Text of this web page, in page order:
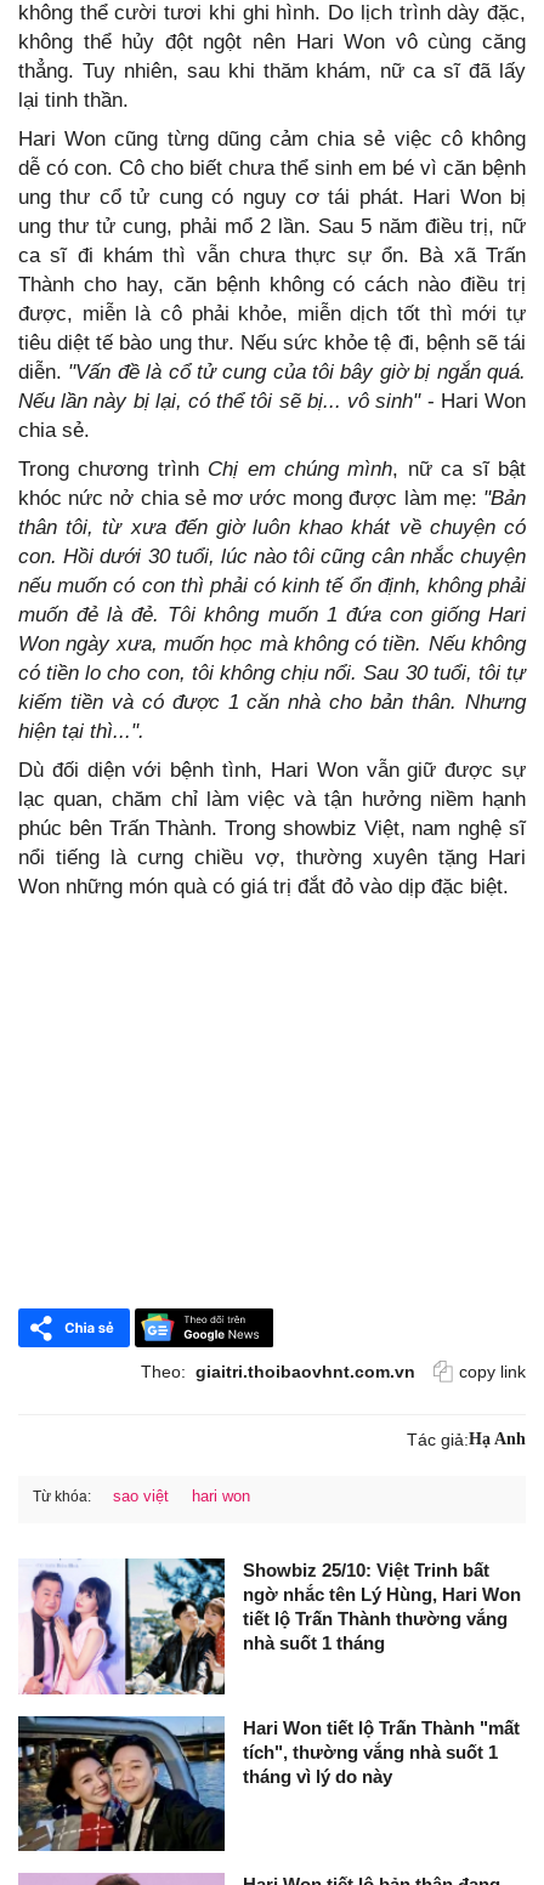
không thể cười tươi khi ghi hình. Do lịch trình dày đặc,
không thể hủy đột ngột nên Hari Won vô cùng căng
thẳng. Tuy nhiên, sau khi thăm khám, nữ ca sĩ đã lấy
lại tinh thần.
Hari Won cũng từng dũng cảm chia sẻ việc cô không
dễ có con. Cô cho biết chưa thể sinh em bé vì căn bệnh
ung thư cổ tử cung có nguy cơ tái phát. Hari Won bị
ung thư tử cung, phải mổ 2 lần. Sau 5 năm điều trị, nữ
ca sĩ đi khám thì vẫn chưa thực sự ổn. Bà xã Trấn
Thành cho hay, căn bệnh không có cách nào điều trị
được, miễn là cô phải khỏe, miễn dịch tốt thì mới tự
tiêu diệt tế bào ung thư. Nếu sức khỏe tệ đi, bệnh sẽ tái
diễn. "Vấn đề là cổ tử cung của tôi bây giờ bị ngắn quá.
Nếu lần này bị lại, có thể tôi sẽ bị... vô sinh"- Hari Won
chia sẻ.
Trong chương trình Chị em chúng mình, nữ ca sĩ bật
khóc nức nở chia sẻ mơ ước mong được làm mẹ: "Bản
thân tôi, từ xưa đến giờ luôn khao khát về chuyện có
con. Hồi dưới 30 tuổi, lúc nào tôi cũng cân nhắc chuyện
nếu muốn có con thì phải có kinh tế ổn định, không phải
muốn đẻ là đẻ. Tôi không muốn 1 đứa con giống Hari
Won ngày xưa, muốn học mà không có tiền. Nếu không
có tiền lo cho con, tôi không chịu nổi. Sau 30 tuổi, tôi tự
kiếm tiền và có được 1 căn nhà cho bản thân. Nhưng
hiện tại thì...".
Dù đối diện với bệnh tình, Hari Won vẫn giữ được sự
lạc quan, chăm chỉ làm việc và tận hưởng niềm hạnh
phúc bên Trấn Thành. Trong showbiz Việt, nam nghệ sĩ
nổi tiếng là cưng chiều vợ, thường xuyên tặng Hari
Won những món quà có giá trị đắt đỏ vào dịp đặc biệt.
Theo: giaitri.thoibaovhnt.com.vn copy link
Tác giả:Hạ Anh
Từ khóa: sao việt hari won
Showbiz 25/10: Việt Trinh bất
ngờ nhắc tên Lý Hùng, Hari Won
tiết lộ Trấn Thành thường vắng
nhà suốt 1 tháng
Hari Won tiết lộ Trấn Thành "mất
tích", thường vắng nhà suốt 1
tháng vì lý do này